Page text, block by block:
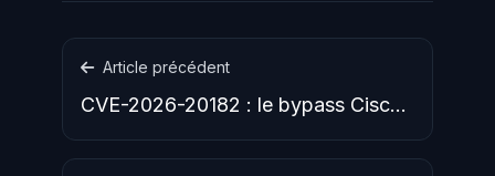
Article précédent
CVE-2026-20182 : le bypass Cisco
SD-WAN CVSS 10.0 activement